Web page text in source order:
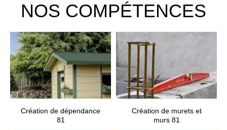
NOS COMPÉTENCES
Création de dépendance
81
Création de murets et
murs 81